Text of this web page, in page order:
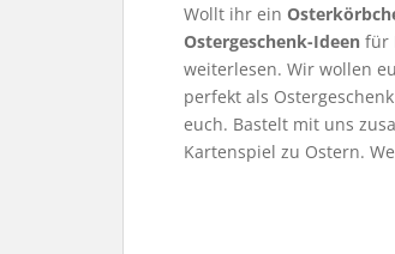
Wollt ihr ein
Ostergeschenk-Ideen für
weiterlesen. Wir wollen
perfekt als
euch. Bastelt mit uns
Kartenspiel zu Ostern.